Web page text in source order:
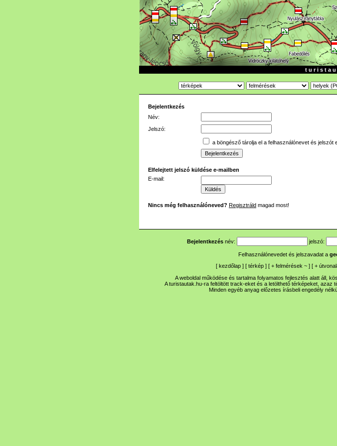
t u r i s t a u
Bejelentkezés
Név:
Jelszó:
a böngésző tárolja el a felhasználónevet és jelszót
Elfelejtett jelszó küldése e-mailben
E-mail:
Nincs még felhasználóneved? Regisztráld magad most!
Bejelentkezés név: jelszó:
Felhasználónevedet és jelszavadat a
[ kezdőlap ] [ térkép ] [ + felmérések ~ ] [ +
A weboldal működése és tartalma folyamatos fejlesztés alatt áll,
A turistautak.hu-ra feltöltött track-eket és a letölthető térképeket, azaz
Minden egyéb anyag előzetes írásbeli engedély